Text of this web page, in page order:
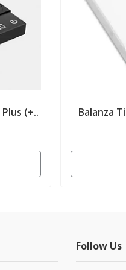
(+..
Balanza
Follow Us